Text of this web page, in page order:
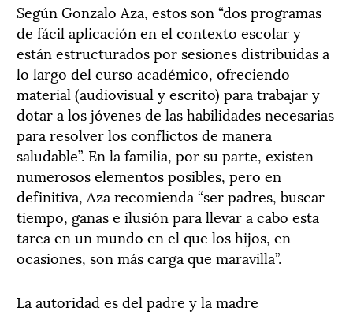
Según Gonzalo Aza, estos son “dos programas
de fácil aplicación en el contexto escolar y
están estructurados por sesiones distribuidas a
lo largo del curso académico, ofreciendo
material (audiovisual y escrito) para trabajar y
dotar a los jóvenes de las habilidades necesarias
para resolver los conflictos de manera
saludable”. En la familia, por su parte, existen
numerosos elementos posibles, pero en
definitiva, Aza recomienda “ser padres, buscar
tiempo, ganas e ilusión para llevar a cabo esta
tarea en un mundo en el que los hijos, en
ocasiones, son más carga que maravilla”.
La autoridad es del padre y la madre